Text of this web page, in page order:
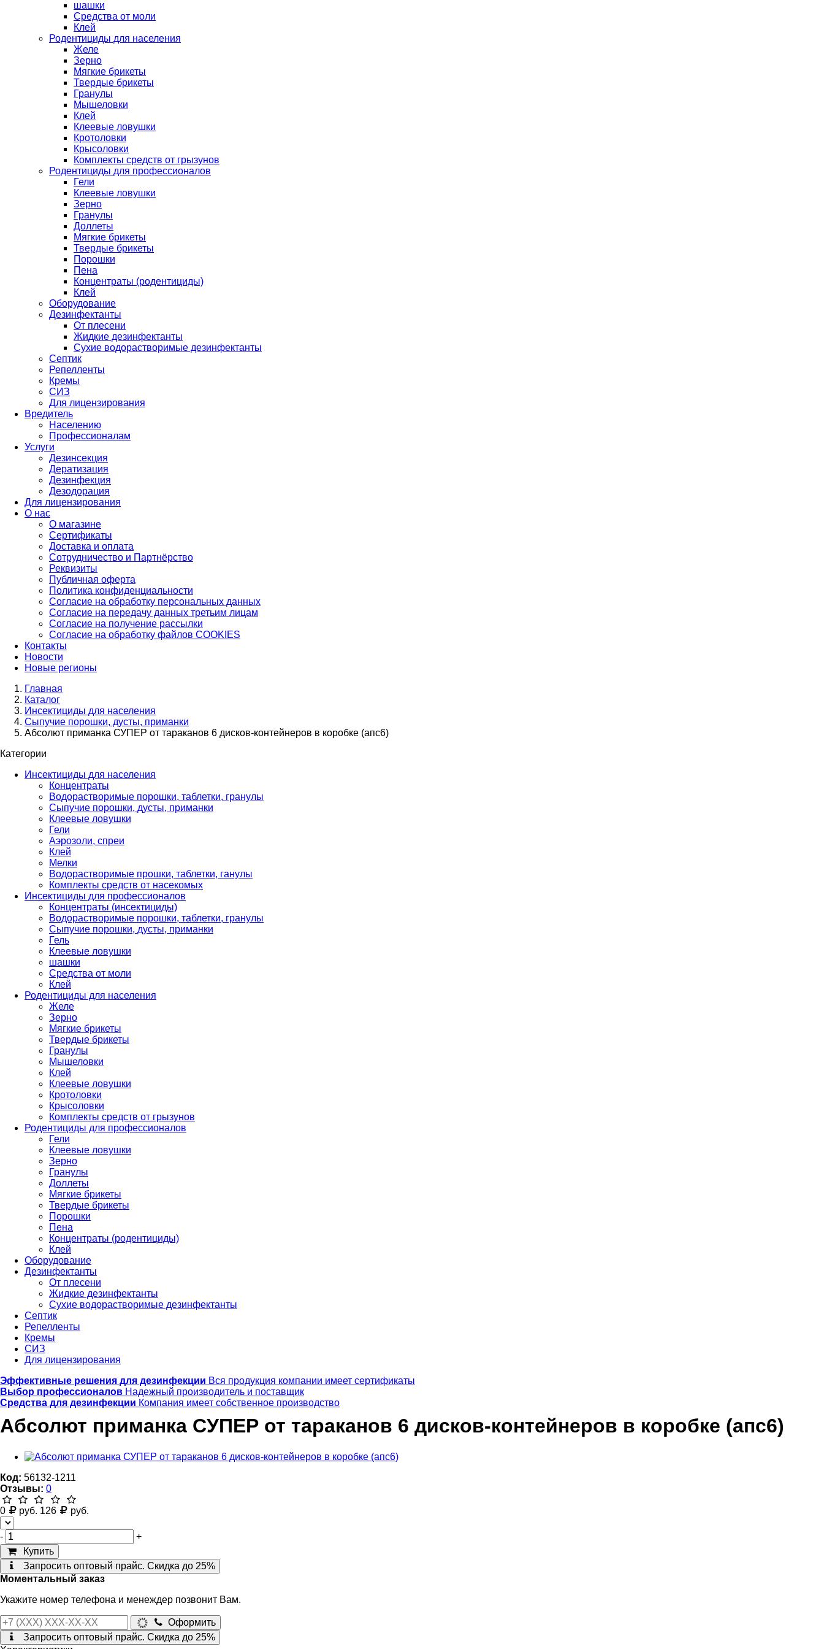
шашки
Средства от моли
Клей
Родентициды для населения
Желе
Зерно
Мягкие брикеты
Твердые брикеты
Гранулы
Мышеловки
Клей
Клеевые ловушки
Кротоловки
Крысоловки
Комплекты средств от грызунов
Родентициды для профессионалов
Гели
Клеевые ловушки
Зерно
Гранулы
Доллеты
Мягкие брикеты
Твердые брикеты
Порошки
Пена
Концентраты (родентициды)
Клей
Оборудование
Дезинфектанты
От плесени
Жидкие дезинфектанты
Сухие водорастворимые дезинфектанты
Септик
Репелленты
Кремы
СИЗ
Для лицензирования
Вредитель
Населению
Профессионалам
Услуги
Дезинсекция
Дератизация
Дезинфекция
Дезодорация
Для лицензирования
О нас
О магазине
Сертификаты
Доставка и оплата
Сотрудничество и Партнёрство
Реквизиты
Публичная оферта
Политика конфиденциальности
Согласие на обработку персональных данных
Согласие на передачу данных третьим лицам
Согласие на получение рассылки
Согласие на обработку файлов COOKIES
Контакты
Новости
Новые регионы
Главная
Каталог
Инсектициды для населения
Сыпучие порошки, дусты, приманки
Абсолют приманка СУПЕР от тараканов 6 дисков-контейнеров в коробке (апс6)
Категории
Инсектициды для населения
Концентраты
Водорастворимые порошки, таблетки, гранулы
Сыпучие порошки, дусты, приманки
Клеевые ловушки
Гели
Аэрозоли, спреи
Клей
Мелки
Водорастворимые прошки, таблетки, ганулы
Комплекты средств от насекомых
Инсектициды для профессионалов
Концентраты (инсектициды)
Водорастворимые порошки, таблетки, гранулы
Сыпучие порошки, дусты, приманки
Гель
Клеевые ловушки
шашки
Средства от моли
Клей
Родентициды для населения
Желе
Зерно
Мягкие брикеты
Твердые брикеты
Гранулы
Мышеловки
Клей
Клеевые ловушки
Кротоловки
Крысоловки
Комплекты средств от грызунов
Родентициды для профессионалов
Гели
Клеевые ловушки
Зерно
Гранулы
Доллеты
Мягкие брикеты
Твердые брикеты
Порошки
Пена
Концентраты (родентициды)
Клей
Оборудование
Дезинфектанты
От плесени
Жидкие дезинфектанты
Сухие водорастворимые дезинфектанты
Септик
Репелленты
Кремы
СИЗ
Для лицензирования
Эффективные решения для дезинфекции Вся продукция компании имеет сертификаты
Выбор профессионалов Надежный производитель и поставщик
Средства для дезинфекции Компания имеет собственное производство
Абсолют приманка СУПЕР от тараканов 6 дисков-контейнеров в коробке (апс6)
Код: 56132-1211
Отзывы: 0
0 руб. 126 руб.
-
+
Купить
Запросить оптовый прайс. Скидка до 25%
Моментальный заказ
Укажите номер телефона и менеждер позвонит Вам.
Оформить
Запросить оптовый прайс. Скидка до 25%